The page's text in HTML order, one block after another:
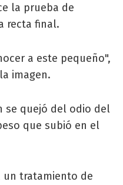
la prueba de
recta final.
a este pequeño",
imagen.
se quejó del odio del
que subió en el
un tratamiento de